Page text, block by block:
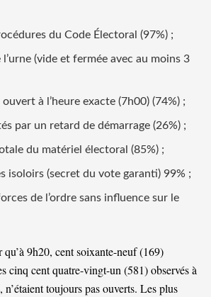
du Code Électoral (97%) ;
(vide et fermée avec au moins 3
à l’heure exacte (7h00) (74%) ;
par un retard de démarrage (26%) ;
du matériel électoral (85%) ;
isoloirs (secret du vote garanti) 99% ;
de l’ordre sans influence sur le
9h20, cent soixante-neuf (169)
cinq cent quatre-vingt-un (581) observés à
toujours pas ouverts. Les plus